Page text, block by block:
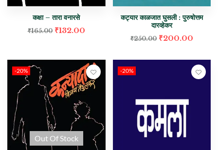
कक्षा – तारा वनारसे
₹165.00 ₹132.00
कट्यार काळजात घुसली : पुरुषोत्तम
दारव्हेकर
₹250.00 ₹200.00
-20%
Out Of Stock
-20%